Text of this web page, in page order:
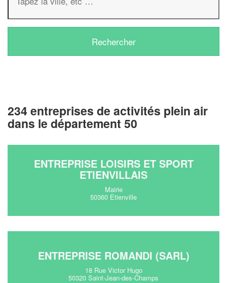
234 entreprises de activités plein air
dans le département 50
ENTREPRISE LOISIRS ET SPORT
ETIENVILLAIS
Mairie
50360 Etienville
ENTREPRISE ROMANDI (SARL)
18 Rue Victor Hugo
50320 Saint-Jean-des-Champs